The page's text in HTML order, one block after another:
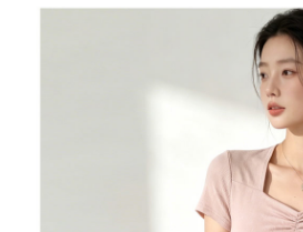
易，需依本服務之必要範圍內提供個人資料，
２．關於個人資料處理事宜，請瀏覽以下網址
３．未成年的使用者請事先徵得法定代理人或
「AFTEE先享後付」，若未經同意申辦者引起
４．使用「AFTEE先享後付」時，將依據個別
時審查核予不同之上限額度；若仍有額度不足
５．嚴禁一人註冊多個帳號或使用他人資訊註